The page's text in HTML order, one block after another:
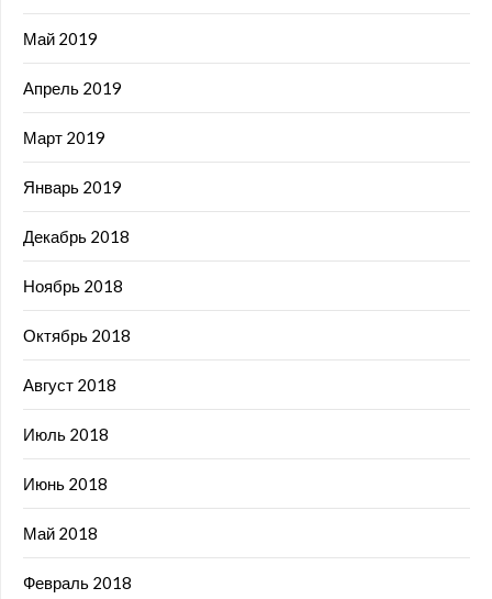
Май 2019
Апрель 2019
Март 2019
Январь 2019
Декабрь 2018
Ноябрь 2018
Октябрь 2018
Август 2018
Июль 2018
Июнь 2018
Май 2018
Февраль 2018